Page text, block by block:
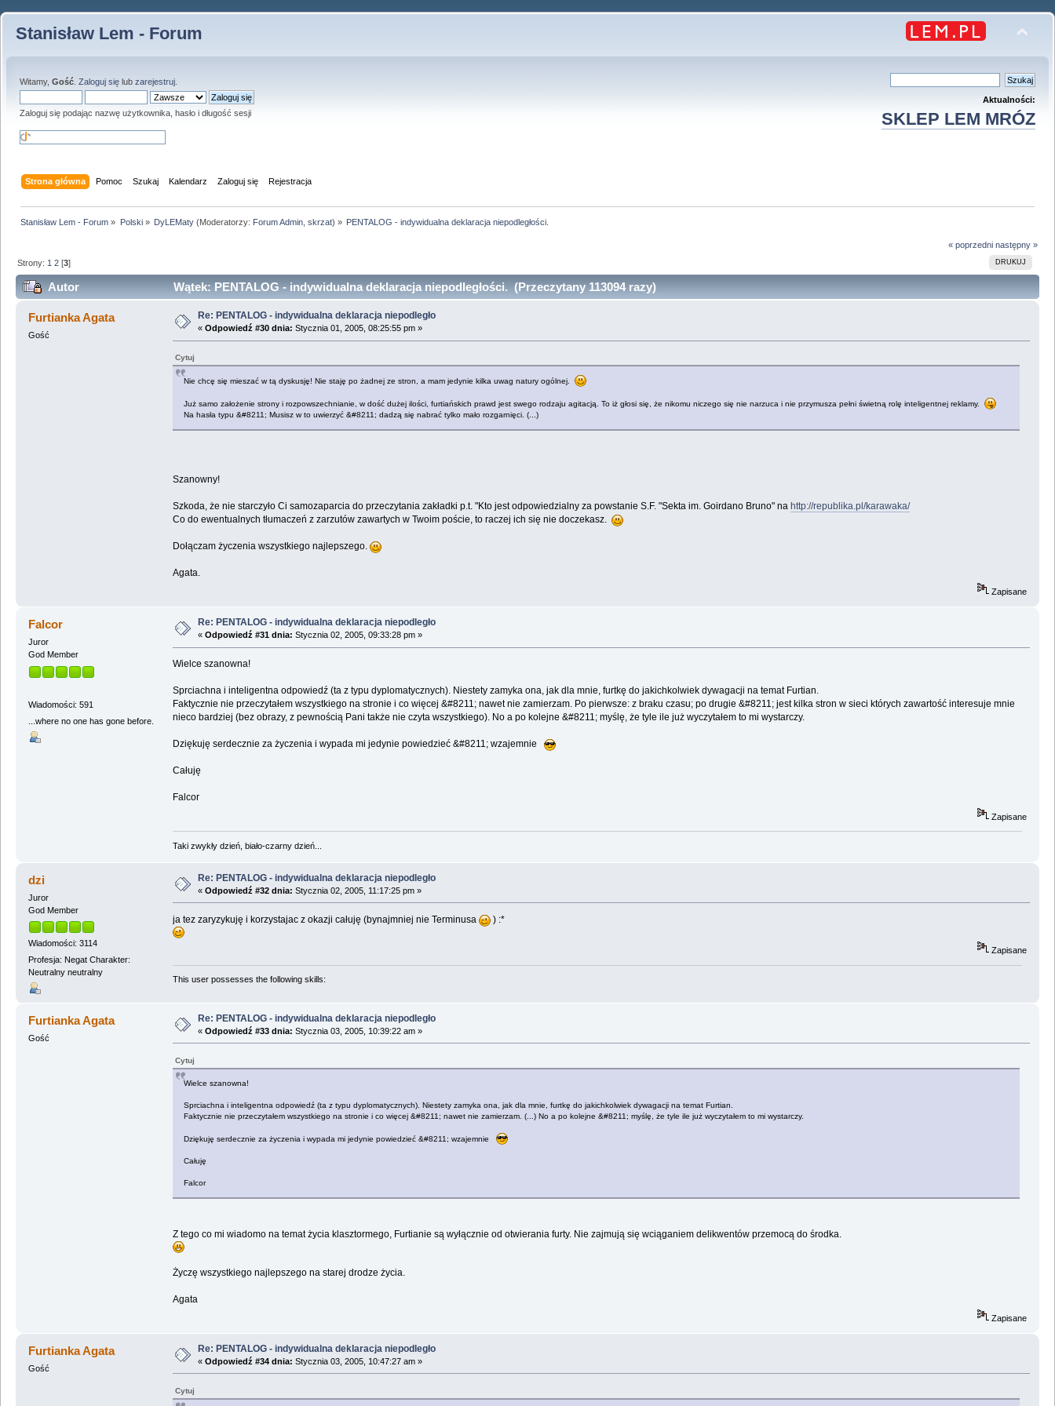
Stanisław Lem - Forum
Witamy, Gość Zaloguj się lub zarejestruj
Zaloguj się podając nazwę użytkownika, hasło i długość sesji
Aktualności:
SKLEP LEM MRÓZ
Strona główna Pomoc Szukaj Kalendarz Zaloguj się Rejestracja
Stanisław Lem - Forum » Polski» DyLEMaty(Moderatorzy: Forum Admin, skrzat) » PENTALOG - indywidualna deklaracja niepodległości.
« poprzedni następny »
DRUKUJ
Strony: 1 2 [3]
Autor Wątek: PENTALOG - indywidualna deklaracja niepodległości. (Przeczytany 113094 razy)
Furtianka Agata
Gość
Re: PENTALOG - indywidualna deklaracja niepodległo
« Odpowiedź #30 dnia: Stycznia 01, 2005, 08:25:55 pm »
Cytuj
Nie chcę się mieszać w tą dyskusję! Nie staję po żadnej ze stron, a mam jedynie kilka uwag natury ogólnej.
Już samo założenie strony i rozpowszechnianie, w dość dużej ilości, furtiańskich prawd jest swego rodzaju agitacją. To iż głosi się, że nikomu niczego się nie narzuca i nie przymusza pełni świetną rolę inteligentnej reklamy.
Na hasła typu &#8211; Musisz w to uwierzyć &#8211; dadzą się nabrać tylko mało rozgarnięci. (...)
Szanowny!
Szkoda, że nie starczyło Ci samozaparcia do przeczytania zakładki p.t. "Kto jest odpowiedzialny za powstanie S.F. "Sekta im. Goirdano Bruno" na http://republika.pl/karawaka/
Co do ewentualnych tłumaczeń z zarzutów zawartych w Twoim poście, to raczej ich się nie doczekasz.
Dołączam życzenia wszystkiego najlepszego.
Agata.
Zapisane
Falcor
Juror
God Member
Wiadomości: 591
...where no one has gone before.
Re: PENTALOG - indywidualna deklaracja niepodległo
« Odpowiedź #31 dnia: Stycznia 02, 2005, 09:33:28 pm »
Wielce szanowna!
Sprciachna i inteligentna odpowiedź (ta z typu dyplomatycznych). Niestety zamyka ona, jak dla mnie, furtkę do jakichkolwiek dywagacji na temat Furtian.
Faktycznie nie przeczytałem wszystkiego na stronie i co więcej &#8211; nawet nie zamierzam. Po pierwsze: z braku czasu; po drugie &#8211; jest kilka stron w sieci których zawartość interesuje mnie
nieco bardziej (bez obrazy, z pewnością Pani także nie czyta wszystkiego). No a po kolejne &#8211; myślę, że tyle ile już wyczytałem to mi wystarczy.
Dziękuję serdecznie za życzenia i wypada mi jedynie powiedzieć &#8211; wzajemnie
Całuję
Falcor
Zapisane
Taki zwykły dzień, biało-czarny dzień...
dzi
Juror
God Member
Wiadomości: 3114
Profesja: Negat Charakter:
Neutralny neutralny
Re: PENTALOG - indywidualna deklaracja niepodległo
« Odpowiedź #32 dnia: Stycznia 02, 2005, 11:17:25 pm »
ja tez zaryzykuję i korzystajac z okazji całuję (bynajmniej nie Terminusa ) :*
Zapisane
This user possesses the following skills:
Furtianka Agata
Gość
Re: PENTALOG - indywidualna deklaracja niepodległo
« Odpowiedź #33 dnia: Stycznia 03, 2005, 10:39:22 am »
Cytuj
Wielce szanowna!
Sprciachna i inteligentna odpowiedź (ta z typu dyplomatycznych). Niestety zamyka ona, jak dla mnie, furtkę do jakichkolwiek dywagacji na temat Furtian.
Faktycznie nie przeczytałem wszystkiego na stronie i co więcej &#8211; nawet nie zamierzam. (...) No a po kolejne &#8211; myślę, że tyle ile już wyczytałem to mi wystarczy.
Dziękuję serdecznie za życzenia i wypada mi jedynie powiedzieć &#8211; wzajemnie
Całuję
Falcor
Z tego co mi wiadomo na temat życia klasztormego, Furtianie są wyłącznie od otwierania furty. Nie zajmują się wciąganiem delikwentów przemocą do środka.
Życzę wszystkiego najlepszego na starej drodze życia.
Agata
Zapisane
Furtianka Agata
Gość
Re: PENTALOG - indywidualna deklaracja niepodległo
« Odpowiedź #34 dnia: Stycznia 03, 2005, 10:47:27 am »
Cytuj